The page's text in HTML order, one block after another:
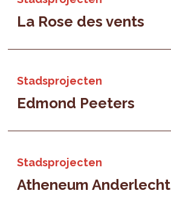
La Rose des vents
Stadsprojecten
Edmond Peeters
Stadsprojecten
Atheneum Anderlecht